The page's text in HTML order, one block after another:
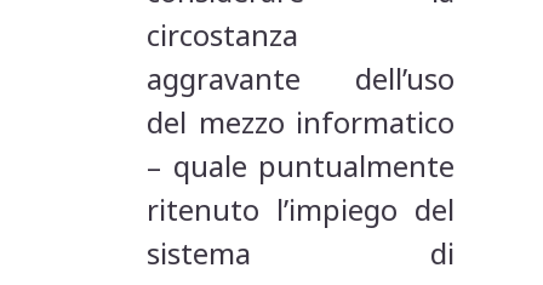
circostanza
aggravante dell’uso
del mezzo informatico
– quale puntualmente
ritenuto l’impiego del
sistema di